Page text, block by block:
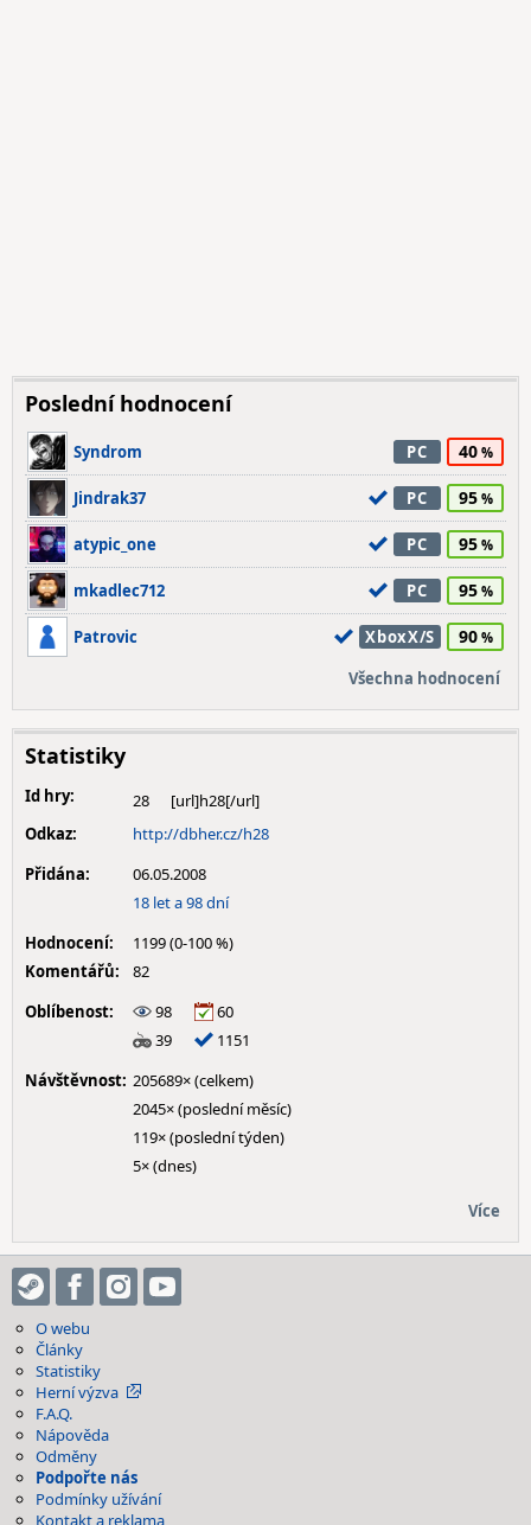
Poslední hodnocení
Syndrom PC 40
Jindrak37 PC 95
atypic_one PC 95
mkadlec712 PC 95
Patrovic XboxX/S 90
Všechna hodnocení
Statistiky
Id hry:
28
Odkaz:
http://dbher.cz/h28
Přidána:
06.05.2008
18 let a 98 dní
Hodnocení:
1199 (0-100 %)
Komentářů:
82
Oblíbenost:
98
60
39
1151
Návštěvnost: 205689× (celkem)
2045× (poslední měsíc)
119× (poslední týden)
5× (dnes)
Více
O webu
Články
Statistiky
Herní výzva
F.A.Q.
Nápověda
Odměny
Podpořte nás
Podmínky užívání
Kontakt a reklama